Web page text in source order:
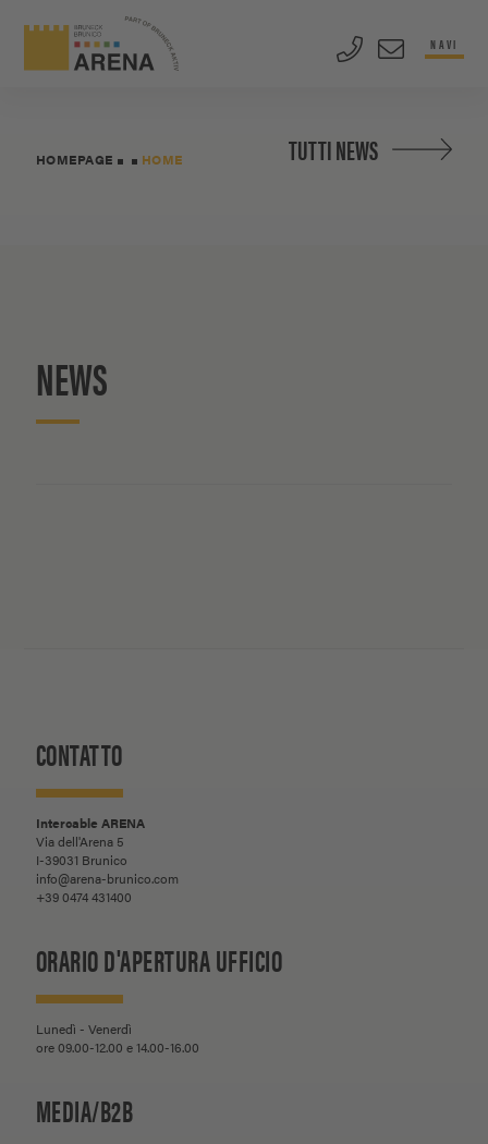
NAVI
HOMEPAGE HOME TUTTI NEWS
NEWS
CONTATTO
Intercable ARENA
Via dell'Arena 5
I-39031 Brunico
info@arena-brunico.com
+39 0474 431400
ORARIO D'APERTURA UFFICIO
Lunedì - Venerdì
ore 09.00-12.00 e 14.00-16.00
MEDIA/B2B